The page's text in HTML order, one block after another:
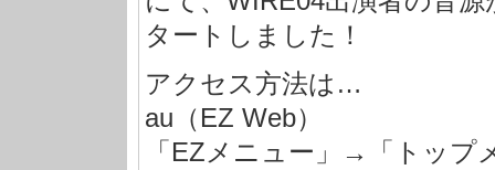
タートしました！
アクセス方法は…
au（EZ Web）
「EZメニュー」→「トッ